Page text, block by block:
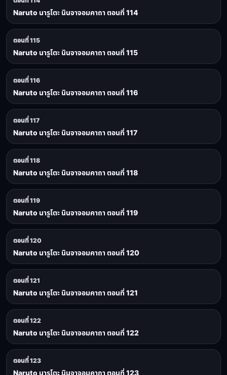
Naruto นารูโตะ นินจาจอมคาถา ตอนที่ 114
ตอนที่ 115
Naruto นารูโตะ นินจาจอมคาถา ตอนที่ 115
ตอนที่ 116
Naruto นารูโตะ นินจาจอมคาถา ตอนที่ 116
ตอนที่ 117
Naruto นารูโตะ นินจาจอมคาถา ตอนที่ 117
ตอนที่ 118
Naruto นารูโตะ นินจาจอมคาถา ตอนที่ 118
ตอนที่ 119
Naruto นารูโตะ นินจาจอมคาถา ตอนที่ 119
ตอนที่ 120
Naruto นารูโตะ นินจาจอมคาถา ตอนที่ 120
ตอนที่ 121
Naruto นารูโตะ นินจาจอมคาถา ตอนที่ 121
ตอนที่ 122
Naruto นารูโตะ นินจาจอมคาถา ตอนที่ 122
ตอนที่ 123
Naruto นารูโตะ นินจาจอมคาถา ตอนที่ 123